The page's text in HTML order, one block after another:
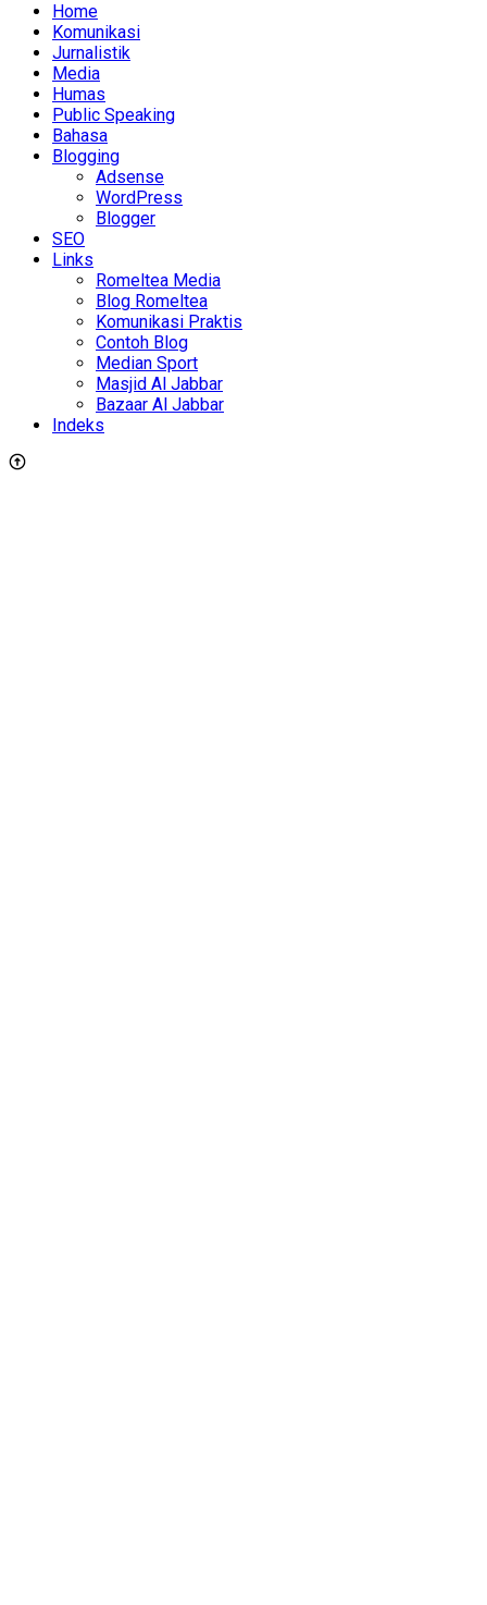
Home
Komunikasi
Jurnalistik
Media
Humas
Public Speaking
Bahasa
Blogging
Adsense
WordPress
Blogger
SEO
Links
Romeltea Media
Blog Romeltea
Komunikasi Praktis
Contoh Blog
Median Sport
Masjid Al Jabbar
Bazaar Al Jabbar
Indeks